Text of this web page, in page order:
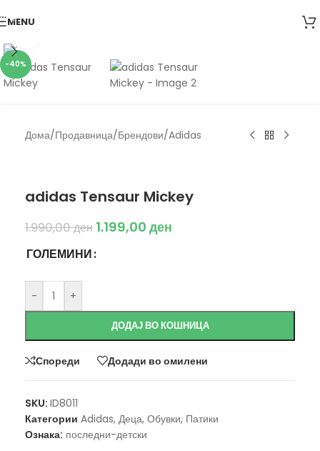
Skip to navigation
Skip to main content
MENU
-40%
Дома/Продавница/Брендови/Adidas
adidas Tensaur Mickey
1.990,00ден 1.199,00 ден
ГОЛЕМИНИ
- +
ДОДАЈ ВО КОШНИЦА
Спореди Додади во омилени
SKU: ID8011
Категории Adidas, Деца, Обувки, Патики
Ознака: последни-детски